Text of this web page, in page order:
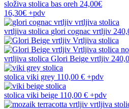
složiva stolica bas oreh 24,00€
16,30€ +pdv
vrtljiva stolica glori cognac vrtljiv
vrtljiva stolica Glori Beige vrtljiv
stolica viki grey 110,00 € +pdv
stolica viki beige 110,00 € +pdv